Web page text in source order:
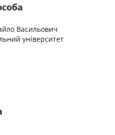
Васильович
університет